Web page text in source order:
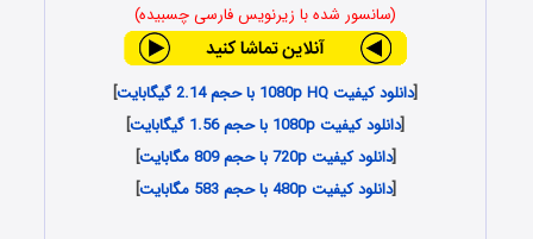
(سانسور شده با زیرنویس فارسی چسبیده)
[دانلود کیفیت 1080p HQ با حجم 2.14 گیگابایت
]
[دانلود کیفیت 1080p با حجم 1.56 گیگابایت
]
[دانلود کیفیت 720p با حجم 809 مگابایت
]
[دانلود کیفیت 480p با حجم 583 مگابایت ]